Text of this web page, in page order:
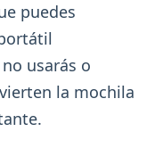
puedes
usarás o
la mochila